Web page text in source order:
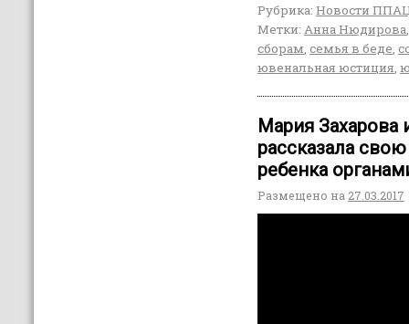
Рубрика: Новости
Метки: Анна Нюдирова
сборам, семья в беде,
ювенальная юстиция,
Мария Захарова
рассказала
ребенка
Размещено на 27.03.2017